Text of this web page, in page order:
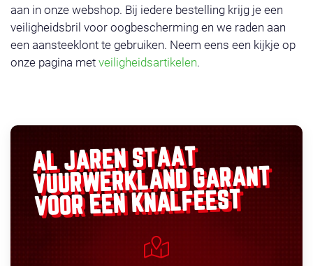
aan in onze webshop. Bij iedere bestelling krijg je een
veiligheidsbril voor oogbescherming en we raden aan
een aansteeklont te gebruiken. Neem eens een kijkje op
onze pagina met veiligheidsartikelen.
AL JAREN STAAT
VUURWERKLANDGARANT
VOOR EEN KNALFEEST